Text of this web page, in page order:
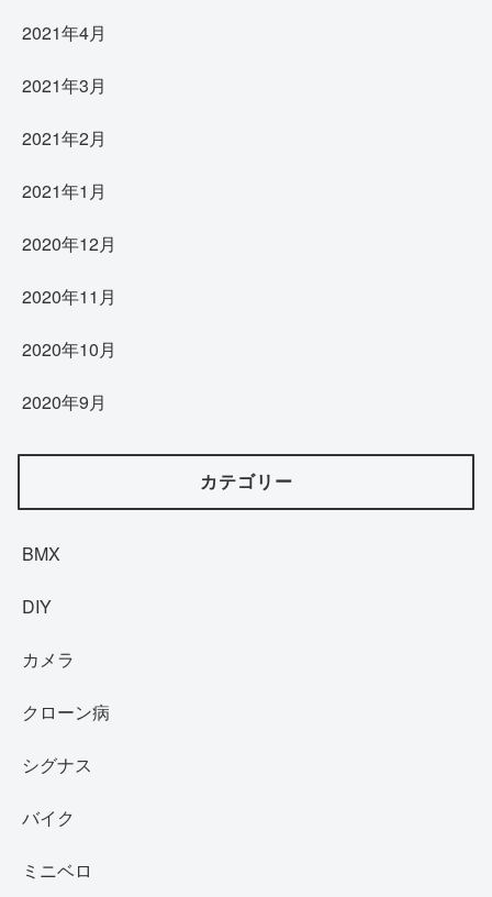
2021年4月
2021年3月
2021年2月
2021年1月
2020年12月
2020年11月
2020年10月
2020年9月
カテゴリー
BMX
DIY
カメラ
クローン病
シグナス
バイク
ミニベロ